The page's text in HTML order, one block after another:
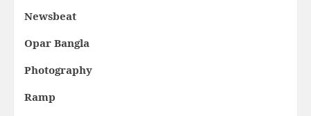
Newsbeat
Opar Bangla
Photography
Ramp